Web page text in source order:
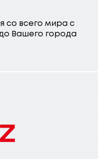
со всего мира с
Вашего города